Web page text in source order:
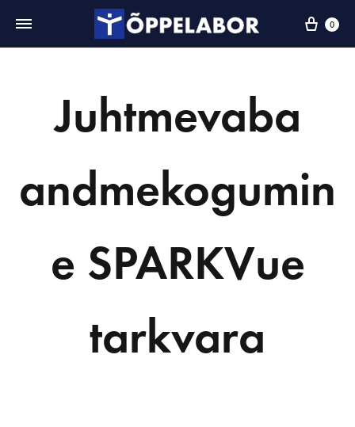
0
Juhtmevaba
andmekogumin
e SPARKVue
tarkvara